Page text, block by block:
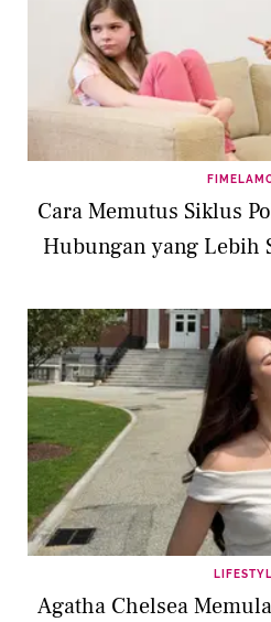
Cara Memutus Siklus
Hubungan yang Lebih
Agatha Chelsea